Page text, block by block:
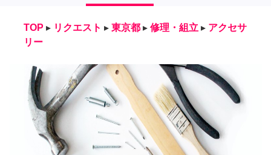
TOP ▸ リクエスト ▸ 東京都 ▸ 修理・組立 ▸ アクセサ
リー